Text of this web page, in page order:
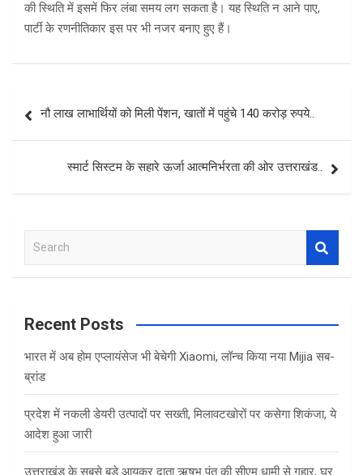
की स्थिति में इसमें फिर लंबा समय लग सकता है। यह स्थिति न आने पाए,
पार्टी के रणनीतिकार इस पर भी नजर बनाए हुए हैं।
navigation
नौ लाख लाभार्थियों को मिली पेंशन, खातों में पहुंचे 140 करोड़ रुपये..
स्मार्ट सिस्टम के सहारे ऊर्जा आत्मनिर्भरता की ओर उत्तराखंड..
a
c
Recent Posts
भारत में अब होम एप्लायंसेज भी बेचेगी Xiaomi, लॉन्च किया नया Mijia सब-
ब्रांड
प्रदेश में नकली डेयरी उत्पादों पर सख्ती, मिलावटखोरों पर कसेगा शिकंजा, ये
आदेश हुआ जारी
उत्तराखंड के सबसे बड़े आयकर दाता ऋषभ पंत की सीएम धामी से गुहार, घर